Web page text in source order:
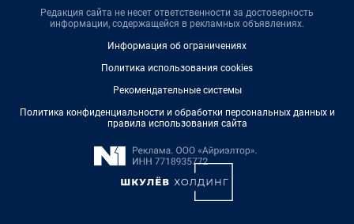
Редакция сайта не несет ответственности за достоверность
информации, содержащейся в рекламных объявлениях.
Информация об ограничениях
Политика использования cookies
Рекомендательные системы
Политика конфиденциальности и обработки персональных данных и
правила использования сайта